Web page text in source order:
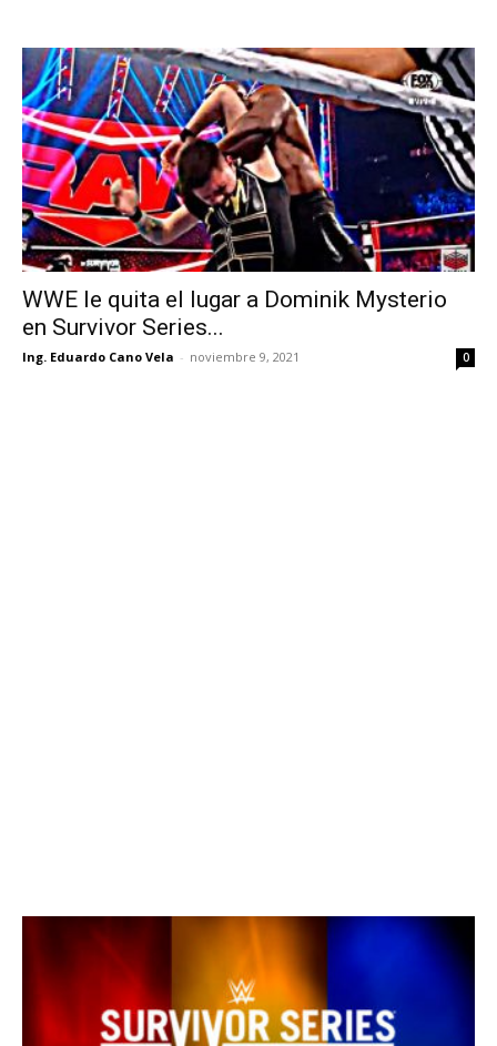
WWE le quita el lugar a Dominik Mysterio
en Survivor Series...
Ing. Eduardo Cano Vela - noviembre 9, 2021 0